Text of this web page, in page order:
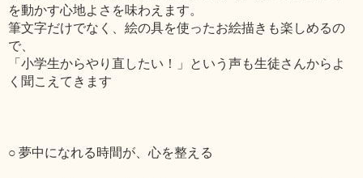
を動かす心地よさを味わえます。
筆文字だけでなく、絵の具を使ったお絵描きも楽しめるの
で、
「小学生からやり直したい！」という声も生徒さんからよ
く聞こえてきます
○ 夢中になれる時間が、心を整える